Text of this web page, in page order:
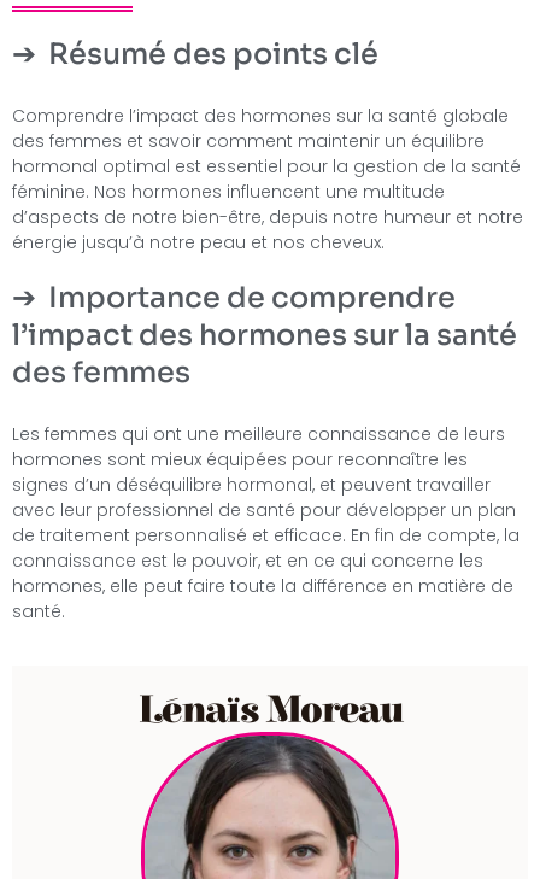
Résumé des points clé
Comprendre l’impact des hormones sur la santé globale
des femmes et savoir comment maintenir un équilibre
hormonal optimal est essentiel pour la gestion de la santé
féminine. Nos hormones influencent une multitude
d’aspects de notre bien-être, depuis notre humeur et notre
énergie jusqu’à notre peau et nos cheveux.
Importance de comprendre
l’impact des hormones sur la santé
des femmes
Les femmes qui ont une meilleure connaissance de leurs
hormones sont mieux équipées pour reconnaître les
signes d’un déséquilibre hormonal, et peuvent travailler
avec leur professionnel de santé pour développer un plan
de traitement personnalisé et efficace. En fin de compte, la
connaissance est le pouvoir, et en ce qui concerne les
hormones, elle peut faire toute la différence en matière de
santé.
Lénaïs Moreau